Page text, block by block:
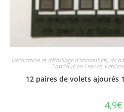
Décoration et détaillage d'immeubles, de
Fabriqué en France,
12 paires de volets ajourés
4,9€